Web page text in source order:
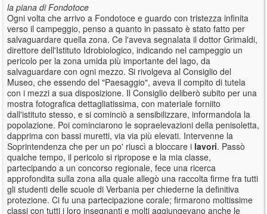
la piana di Fondotoce
Ogni volta che arrivo a Fondotoce e guardo con tristezza infinita
verso il campeggio, penso a quanto in passato è stato fatto per
salvaguardare quella zona. Ce l'aveva segnalata il dottor Grimaldi,
direttore dell'Istituto Idrobiologico, indicando nel campeggio un
pericolo per la zona umida più importante del lago, da
salvaguardare con ogni mezzo. Si rivolgeva al Consiglio del
Museo, che essendo del "Paesaggio", aveva il compito di tutela
con i mezzi a sua disposizione. Il Consiglio deliberò subito per una
mostra fotografica dettagliatissima, con materiale forniito
dall'istituto stesso, e si cominciò a sensibilizzare, informandola la
popolazione. Poi cominciarono le sopraelevazioni della penisoletta,
dapprima con bassi muretti, via via più elevati. Intervenne la
Soprintendenza che per un po' riuscì a bloccare i lavori. Passò
qualche tempo, il pericolo si ripropose e la mia classe,
partecipando a un concorso regionale, fece una ricerca
approfondita sulla zona alla quale allegò una raccolta firme fra tutti
gli studenti delle scuole di Verbania per chiederne la definitiva
protezione. Ci fu una partecipazione corale; firmarono moltissime
classi con tutti i loro insegnanti e molti aggiungevano anche le